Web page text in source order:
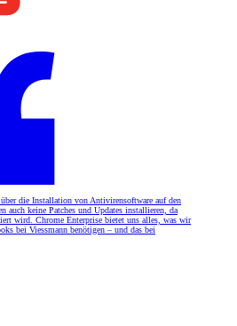
die Installation von Antivirensoftware auf den
auch keine Patches und Updates installieren, da
wird. Chrome Enterprise bietet uns alles, was wir
bei Viessmann benötigen – und das bei